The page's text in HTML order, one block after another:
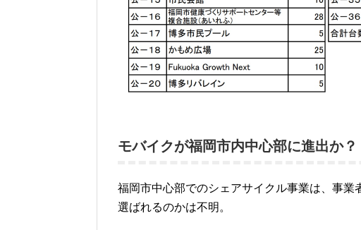
モバイクが福岡市内中心部に進出か？
福岡市中心部でのシェアサイクル事業は、事
選ばれるのかは不明。